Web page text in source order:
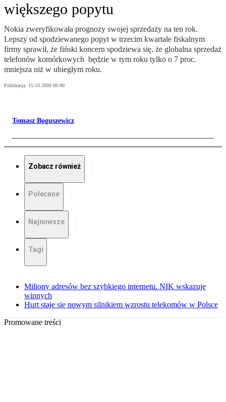
większego popytu
Nokia zweryfikowała prognozy swojej sprzedaży na ten rok.
Lepszy od spodziewanego popyt w trzecim kwartale fiskalnym
firmy sprawił, że fiński koncern spodziewa się, że globalna sprzedaż
telefonów komórkowych będzie w tym roku tylko o 7 proc.
mniejsza niż w ubiegłym roku.
Publikacja: 15.10.2009 00:00
Tomasz Boguszewicz
Zobacz również
Polecane
Najnowsze
Tagi
Miliony adresów bez szybkiego internetu. NIK wskazuje
winnych
Hurt staje się nowym silnikiem wzrostu telekomów w Polsce
Promowane treści